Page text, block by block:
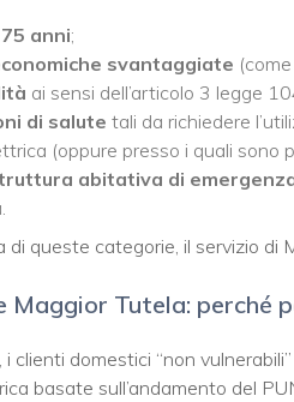
75 anni;
svantaggiate
ai sensi dell’articolo 3 legge
di salute tali da richiedere
(oppure presso i quali sono
abitativa di
di queste categorie, il servizio di
Maggior Tutela: perché
clienti domestici “non
basate sull’andamento del